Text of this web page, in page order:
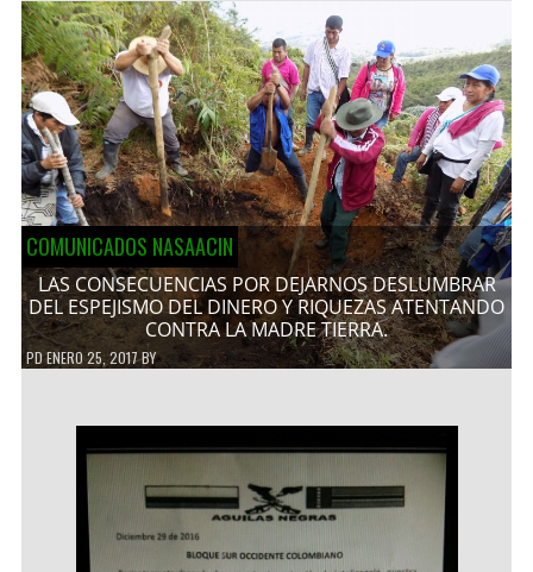
COMUNICADOS NASAACIN
LAS CONSECUENCIAS POR DEJARNOS DESLUMBRAR
DEL ESPEJISMO DEL DINERO Y RIQUEZAS ATENTANDO
CONTRA LA MADRE TIERRA.
PDENERO 25, 2017BY